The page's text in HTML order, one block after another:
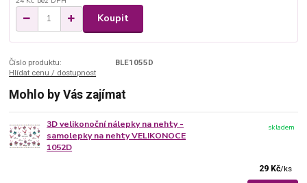
Koupit
Číslo produktu:
BLE1055D
Hlídat cenu / dostupnost
Mohlo by Vás zajímat
3D velikonoční nálepky na nehty -
samolepky na nehty VELIKONOCE
1052D
29 Kč/ks
skladem